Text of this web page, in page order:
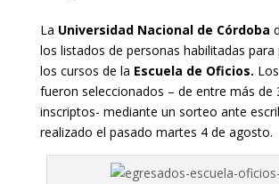
La Universidad Nacional de Córdoba
los listados de personas habilitadas para
los cursos de la Escuela de Oficios.
fueron seleccionados – de entre más de
inscriptos- mediante un sorteo ante
realizado el pasado martes 4 de agosto.